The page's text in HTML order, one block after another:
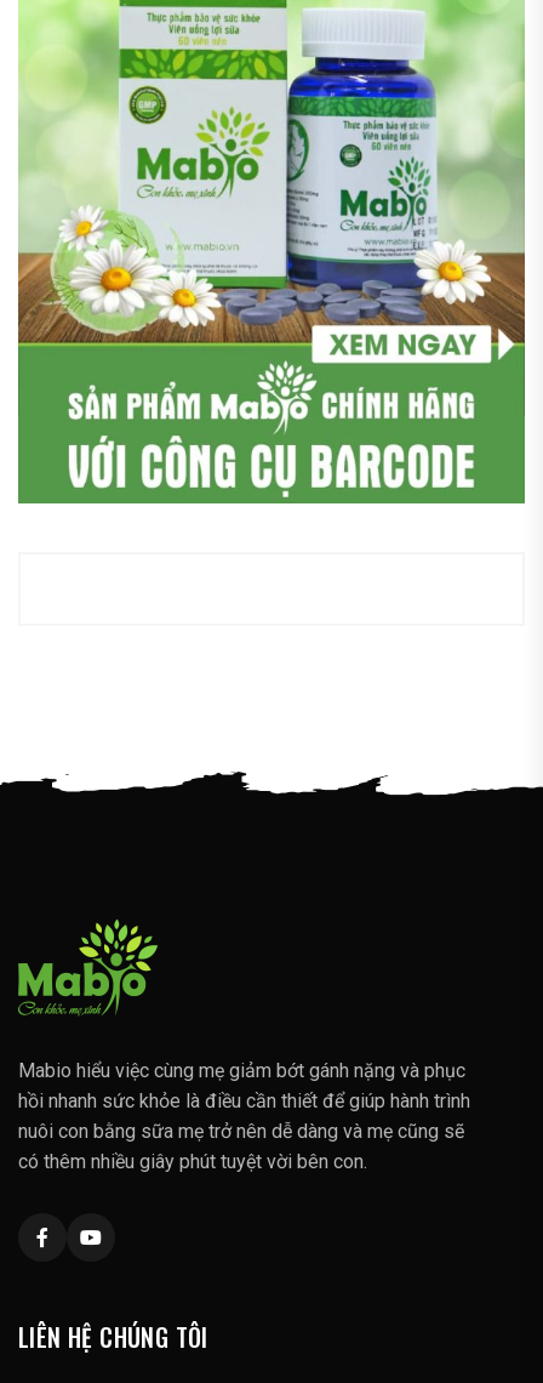
Mabio hiểu việc cùng mẹ giảm bớt gánh nặng và phục
hồi nhanh sức khỏe là điều cần thiết để giúp hành trình
nuôi con bằng sữa mẹ trở nên dễ dàng và mẹ cũng sẽ
có thêm nhiều giây phút tuyệt vời bên con.
LIÊN HỆ CHÚNG TÔI